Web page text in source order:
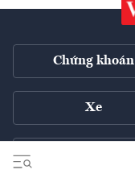
Chứng khoán
Xe